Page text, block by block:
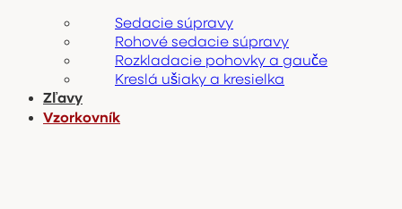
Sedacie súpravy
Rohové sedacie súpravy
Rozkladacie pohovky a gauče
Kreslá ušiaky a kresielka
Zľavy
Vzorkovník